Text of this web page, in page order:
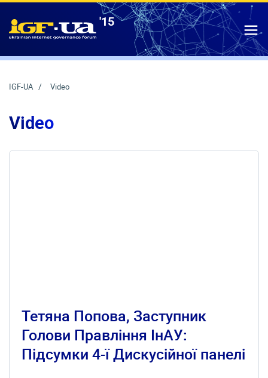
'15 IGF-UA
IGF-UA Video
Video
Тетяна Попова, Заступник
Голови Правління ІнАУ:
Підсумки 4-ї Дискусійної панелі